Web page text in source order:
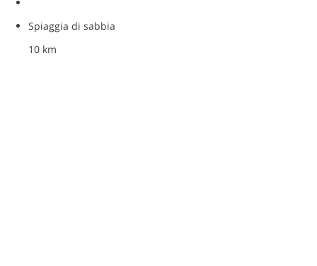
Spiaggia di sabbia
10 km